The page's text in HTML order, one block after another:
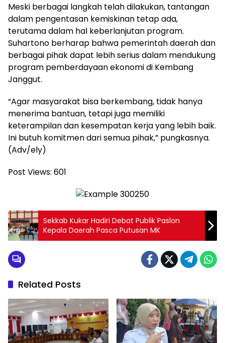
Meski berbagai langkah telah dilakukan, tantangan
dalam pengentasan kemiskinan tetap ada,
terutama dalam hal keberlanjutan program.
Suhartono berharap bahwa pemerintah daerah dan
berbagai pihak dapat lebih serius dalam mendukung
program pemberdayaan ekonomi di Kembang
Janggut.
“Agar masyarakat bisa berkembang, tidak hanya
menerima bantuan, tetapi juga memiliki
keterampilan dan kesempatan kerja yang lebih baik.
Ini butuh komitmen dari semua pihak,” pungkasnya.
(Adv/ely)
Post Views: 601
Sekkab Kukar Hadiri Debat Publik Paslon
Kepala Daerah Pasca Putusan MK
Related Posts